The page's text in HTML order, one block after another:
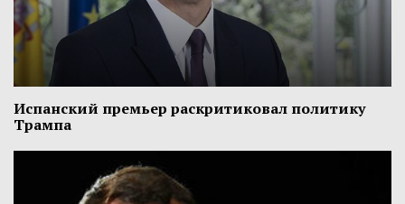
Испанский премьер раскритиковал политику
Трампа